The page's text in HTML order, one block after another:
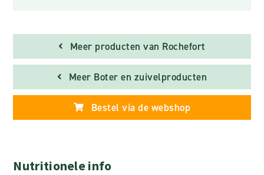
Meer producten van Rochefort
Meer Boter en zuivelproducten
Bestel via de webshop
Nutritionele info